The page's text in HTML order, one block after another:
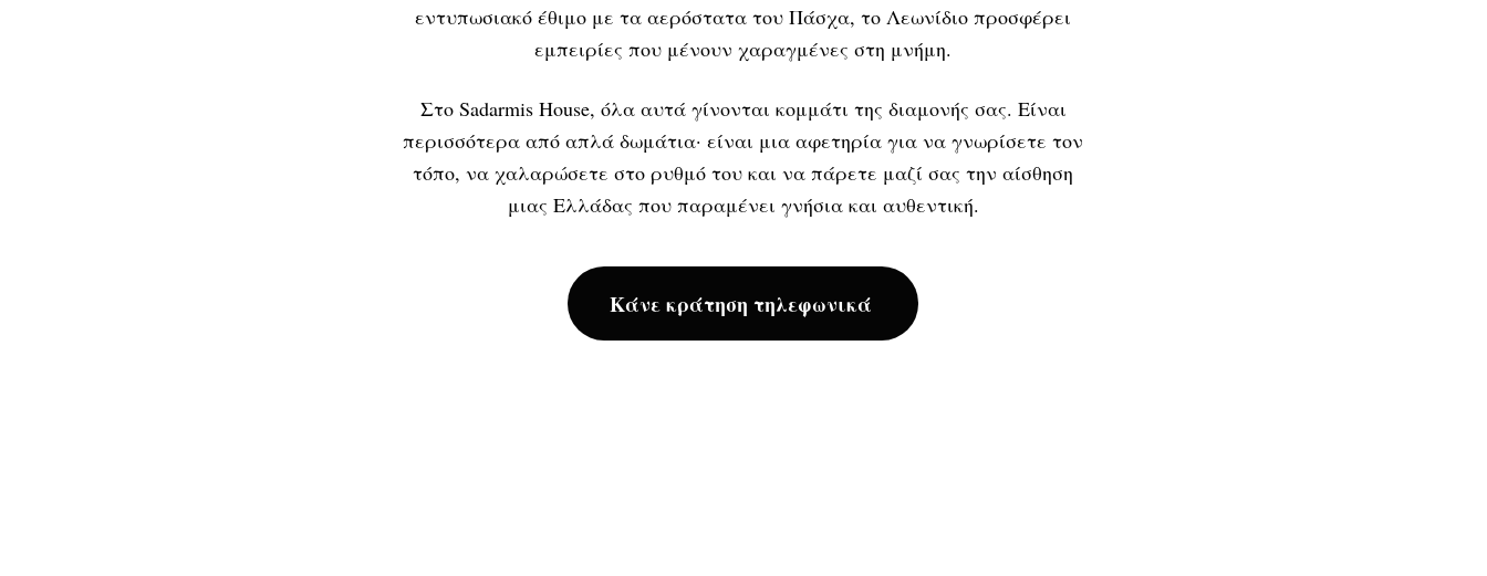
εντυπωσιακό έθιμο με τα αερόστατα του Πάσχα, το Λεωνίδιο προσφέρει
εμπειρίες που μένουν χαραγμένες στη μνήμη.
Στο Sadarmis House, όλα αυτά γίνονται κομμάτι της διαμονής σας. Είναι
περισσότερα από απλά δωμάτια· είναι μια αφετηρία για να γνωρίσετε τον
τόπο, να χαλαρώσετε στο ρυθμό του και να πάρετε μαζί σας την αίσθηση
μιας Ελλάδας που παραμένει γνήσια και αυθεντική.
Κάνε κράτηση τηλεφωνικά